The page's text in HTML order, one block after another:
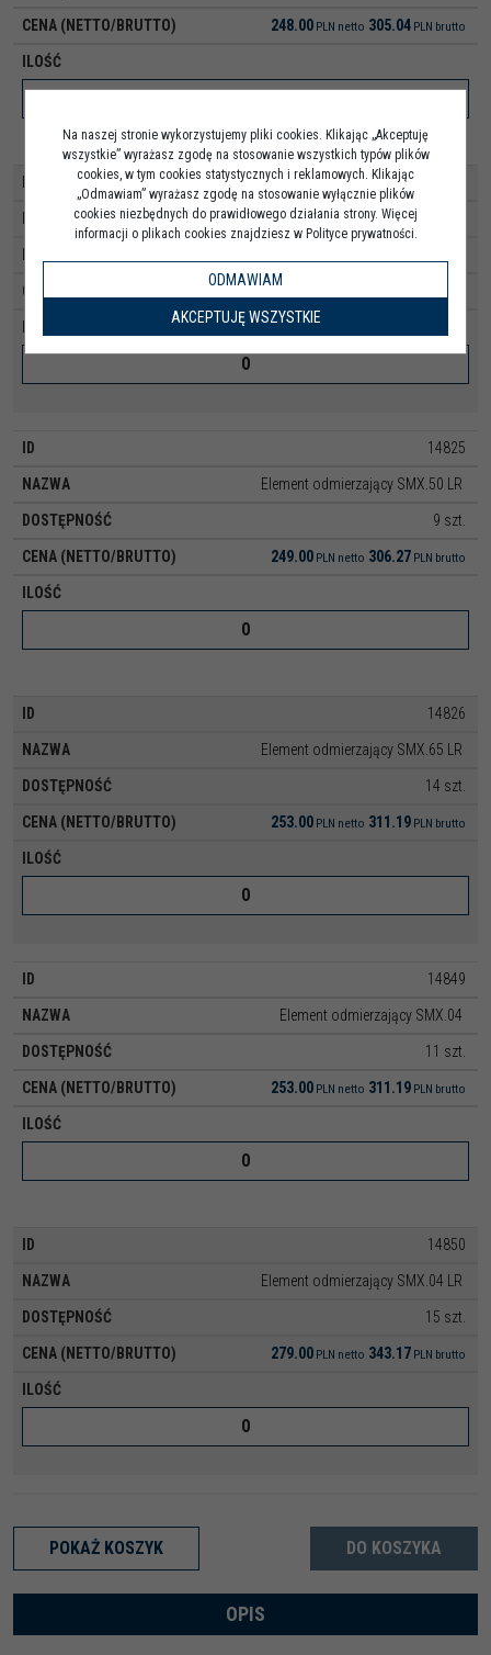
248.00 PLN netto 305.04 PLN brutto
Element odmierzający SMX.40 LR
248.00
14825
Element odmierzający SMX.50 LR
9 szt.
249.00 PLN netto 306.27 PLN brutto
14826
Element odmierzający SMX.65 LR
14 szt.
253.00 PLN netto 311.19 PLN brutto
14849
Element odmierzający SMX.04
11 szt.
253.00 PLN netto 311.19 PLN brutto
14850
Element odmierzający SMX.04 LR
15 szt.
279.00 PLN netto 343.17 PLN brutto
POKAŻ KOSZYK DO KOSZYKA
OPIS
Na naszej stronie wykorzystujemy pliki cookies. Klikając „Akceptuję
wszystkie” wyrażasz zgodę na stosowanie wszystkich typów plików
cookies, w tym cookies statystycznych i reklamowych. Klikając
„Odmawiam” wyrażasz zgodę na stosowanie wyłącznie plików
cookies niezbędnych do prawidłowego działania strony. Więcej
informacji o plikach cookies znajdziesz w Polityce prywatności.
ODMAWIAM
AKCEPTUJĘ WSZYSTKIE